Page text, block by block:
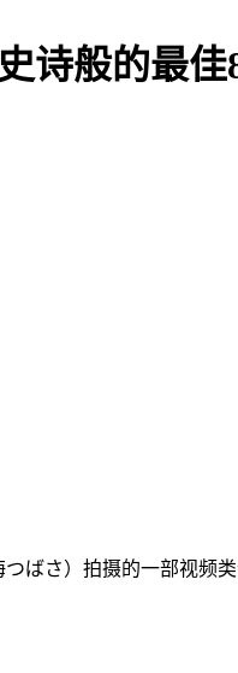
诗般的最佳
ばさ）拍摄的一部视频